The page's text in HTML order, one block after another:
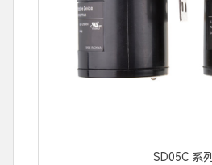
SD05C 系列